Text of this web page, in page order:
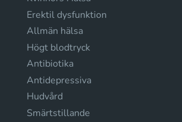
Erektil dysfunktion
Allmän hälsa
Högt blodtryck
Antibiotika
Antidepressiva
Hudvård
Smärtstillande